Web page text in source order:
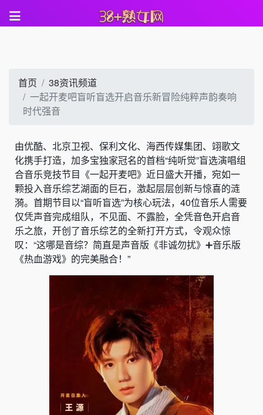
首页
38资讯频道
一起开麦吧盲听盲选开启音乐新冒险纯粹声韵奏响
时代强音
由优酷、北京卫视、保利文化、海西传媒集团、翊歌文
化携手打造，加多宝独家冠名的首档“纯听觉”盲选演唱组
合音乐竞技节目《一起开麦吧》近日盛大开播，宛如一
颗投入音乐综艺湖面的巨石，激起层层创新与惊喜的涟
漪。首期节目以“盲听盲选”为核心玩法，40位音乐人需要
仅凭声音完成组队，不见面、不露脸，全凭音色开启音
乐之旅，开创了音乐综艺的全新打开方式，令观众惊
叹：“这哪是音综？简直是声音版《非诚勿扰》➕音乐版
《热血游戏》的完美融合！”